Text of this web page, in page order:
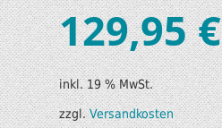
129,95€
inkl. 19 % MwSt.
zzgl.Versandkosten